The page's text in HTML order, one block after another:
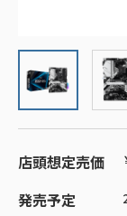
店頭想定売価
発売予定